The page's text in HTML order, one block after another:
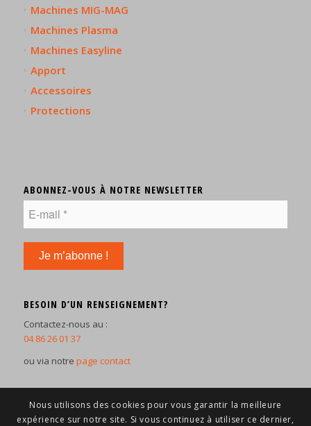
Machines MIG-MAG
Machines Plasma
Machines Easyline
Apport
Accessoires
Protections
ABONNEZ-VOUS À NOTRE NEWSLETTER
BESOIN D’UN RENSEIGNEMENT?
Contactez-nous au :
04 86 26 01 37
ou via notre page contact
Nous utilisons des cookies pour vous garantir la meilleure
expérience sur notre site. Si vous continuez à utiliser ce dernier,